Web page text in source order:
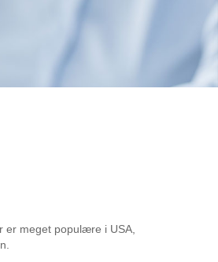
er meget populære i USA,